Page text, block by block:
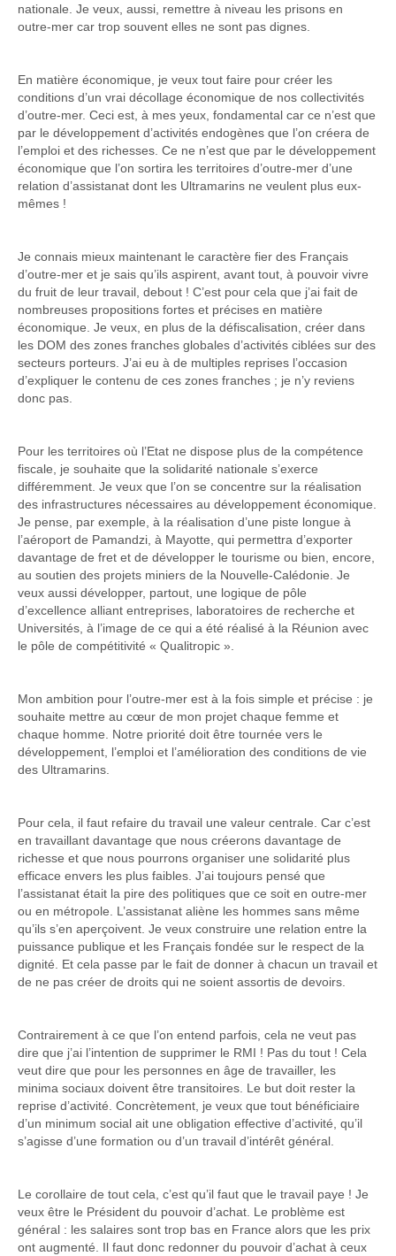
nationale. Je veux, aussi, remettre à niveau les prisons en
outre-mer car trop souvent elles ne sont pas dignes.
En matière économique, je veux tout faire pour créer les
conditions d’un vrai décollage économique de nos collectivités
d’outre-mer. Ceci est, à mes yeux, fondamental car ce n’est que
par le développement d’activités endogènes que l’on créera de
l’emploi et des richesses. Ce ne n’est que par le développement
économique que l’on sortira les territoires d’outre-mer d’une
relation d’assistanat dont les Ultramarins ne veulent plus eux-
mêmes !
Je connais mieux maintenant le caractère fier des Français
d’outre-mer et je sais qu’ils aspirent, avant tout, à pouvoir vivre
du fruit de leur travail, debout ! C’est pour cela que j’ai fait de
nombreuses propositions fortes et précises en matière
économique. Je veux, en plus de la défiscalisation, créer dans
les DOM des zones franches globales d’activités ciblées sur des
secteurs porteurs. J’ai eu à de multiples reprises l’occasion
d’expliquer le contenu de ces zones franches ; je n’y reviens
donc pas.
Pour les territoires où l’Etat ne dispose plus de la compétence
fiscale, je souhaite que la solidarité nationale s’exerce
différemment. Je veux que l’on se concentre sur la réalisation
des infrastructures nécessaires au développement économique.
Je pense, par exemple, à la réalisation d’une piste longue à
l’aéroport de Pamandzi, à Mayotte, qui permettra d’exporter
davantage de fret et de développer le tourisme ou bien, encore,
au soutien des projets miniers de la Nouvelle-Calédonie. Je
veux aussi développer, partout, une logique de pôle
d’excellence alliant entreprises, laboratoires de recherche et
Universités, à l’image de ce qui a été réalisé à la Réunion avec
le pôle de compétitivité « Qualitropic ».
Mon ambition pour l’outre-mer est à la fois simple et précise : je
souhaite mettre au cœur de mon projet chaque femme et
chaque homme. Notre priorité doit être tournée vers le
développement, l’emploi et l’amélioration des conditions de vie
des Ultramarins.
Pour cela, il faut refaire du travail une valeur centrale. Car c’est
en travaillant davantage que nous créerons davantage de
richesse et que nous pourrons organiser une solidarité plus
efficace envers les plus faibles. J’ai toujours pensé que
l’assistanat était la pire des politiques que ce soit en outre-mer
ou en métropole. L’assistanat aliène les hommes sans même
qu’ils s’en aperçoivent. Je veux construire une relation entre la
puissance publique et les Français fondée sur le respect de la
dignité. Et cela passe par le fait de donner à chacun un travail et
de ne pas créer de droits qui ne soient assortis de devoirs.
Contrairement à ce que l’on entend parfois, cela ne veut pas
dire que j’ai l’intention de supprimer le RMI ! Pas du tout ! Cela
veut dire que pour les personnes en âge de travailler, les
minima sociaux doivent être transitoires. Le but doit rester la
reprise d’activité. Concrètement, je veux que tout bénéficiaire
d’un minimum social ait une obligation effective d’activité, qu’il
s’agisse d’une formation ou d’un travail d’intérêt général.
Le corollaire de tout cela, c’est qu’il faut que le travail paye ! Je
veux être le Président du pouvoir d’achat. Le problème est
général : les salaires sont trop bas en France alors que les prix
ont augmenté. Il faut donc redonner du pouvoir d’achat à ceux